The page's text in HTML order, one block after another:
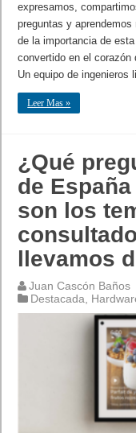
expresamos,
preguntas y
de la importancia de
convertido en el
Un equipo de
Leer Mas »
¿Qué
de
son los
llevamos
Juan Cascón Baños
Destacada